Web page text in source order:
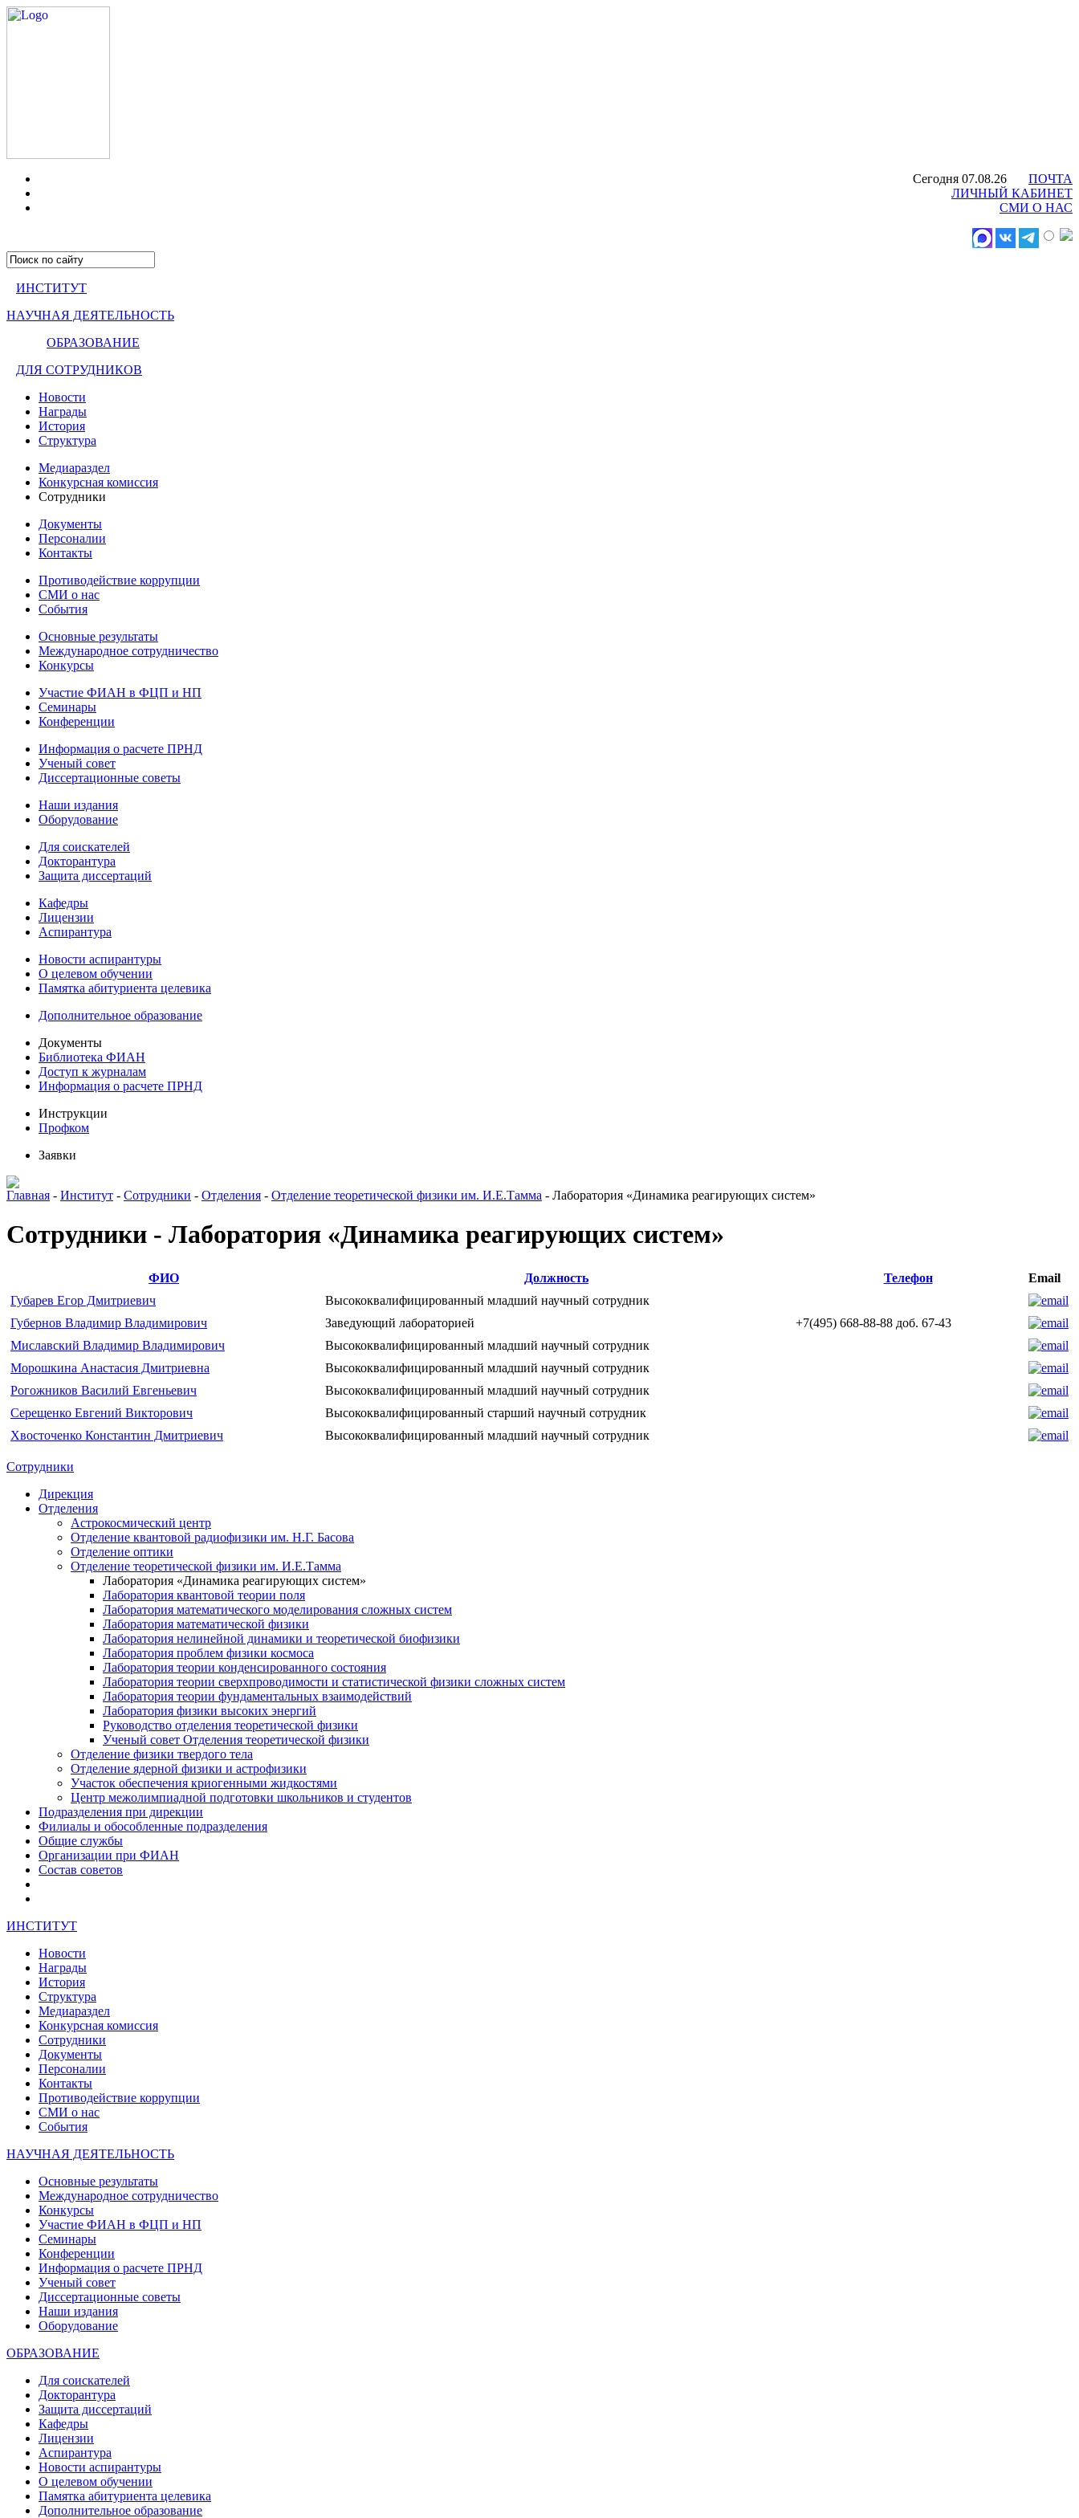
Сегодня 07.08.26
ПОЧТА
ЛИЧНЫЙ КАБИНЕТ
СМИ О НАС
ИНСТИТУТ
НАУЧНАЯ ДЕЯТЕЛЬНОСТЬ
ОБРАЗОВАНИЕ
ДЛЯ СОТРУДНИКОВ
Новости
Награды
История
Структура
Медиараздел
Конкурсная комиссия
Сотрудники
Документы
Персоналии
Контакты
Противодействие коррупции
СМИ о нас
События
Основные результаты
Международное сотрудничество
Конкурсы
Участие ФИАН в ФЦП и НП
Семинары
Конференции
Информация о расчете ПРНД
Ученый совет
Диссертационные советы
Наши издания
Оборудование
Для соискателей
Докторантура
Защита диссертаций
Кафедры
Лицензии
Аспирантура
Новости аспирантуры
О целевом обучении
Памятка абитуриента целевика
Дополнительное образование
Документы
Библиотека ФИАН
Доступ к журналам
Информация о расчете ПРНД
Инструкции
Профком
Заявки
Главная - Институт - Сотрудники - Отделения - Отделение теоретической физики им. И.Е.Тамма - Лаборатория «Динамика реагирующих систем»
Сотрудники - Лаборатория «Динамика реагирующих систем»
ФИО Должность Телефон
Email
Губарев Егор Дмитриевич
Высококвалифицированный младший научный сотрудник
Губернов Владимир Владимирович
Заведующий лабораторией
+7(495) 668-88-88 доб. 67-43
Миславский Владимир Владимирович
Высококвалифицированный младший научный сотрудник
Морошкина Анастасия Дмитриевна
Высококвалифицированный младший научный сотрудник
Рогожников Василий Евгеньевич
Высококвалифицированный младший научный сотрудник
Серещенко Евгений Викторович
Высококвалифицированный старший научный сотрудник
Хвосточенко Константин Дмитриевич
Высококвалифицированный младший научный сотрудник
Сотрудники
Дирекция
Отделения
Астрокосмический центр
Отделение квантовой радиофизики им. Н.Г. Басова
Отделение оптики
Отделение теоретической физики им. И.Е.Тамма
Лаборатория «Динамика реагирующих систем»
Лаборатория квантовой теории поля
Лаборатория математического моделирования сложных систем
Лаборатория математической физики
Лаборатория нелинейной динамики и теоретической биофизики
Лаборатория проблем физики космоса
Лаборатория теории конденсированного состояния
Лаборатория теории сверхпроводимости и статистической физики сложных систем
Лаборатория теории фундаментальных взаимодействий
Лаборатория физики высоких энергий
Руководство отделения теоретической физики
Ученый совет Отделения теоретической физики
Отделение физики твердого тела
Отделение ядерной физики и астрофизики
Участок обеспечения криогенными жидкостями
Центр межолимпиадной подготовки школьников и студентов
Подразделения при дирекции
Филиалы и обособленные подразделения
Общие службы
Организации при ФИАН
Состав советов
ИНСТИТУТ
Новости
Награды
История
Структура
Медиараздел
Конкурсная комиссия
Сотрудники
Документы
Персоналии
Контакты
Противодействие коррупции
СМИ о нас
События
НАУЧНАЯ ДЕЯТЕЛЬНОСТЬ
Основные результаты
Международное сотрудничество
Конкурсы
Участие ФИАН в ФЦП и НП
Семинары
Конференции
Информация о расчете ПРНД
Ученый совет
Диссертационные советы
Наши издания
Оборудование
ОБРАЗОВАНИЕ
Для соискателей
Докторантура
Защита диссертаций
Кафедры
Лицензии
Аспирантура
Новости аспирантуры
О целевом обучении
Памятка абитуриента целевика
Дополнительное образование